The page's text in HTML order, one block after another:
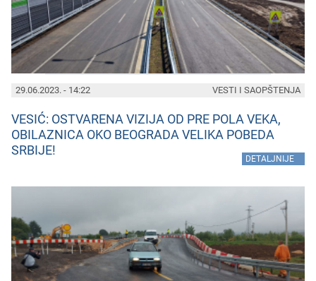
29.06.2023. - 14:22
VESIĆ: OSTVARENA VIZIJA OD PRE POLA VEKA,
OBILAZNICA OKO BEOGRADA VELIKA POBEDA
SRBIJE!
DETALJNIJE
VESTI I SAOPŠTENJA